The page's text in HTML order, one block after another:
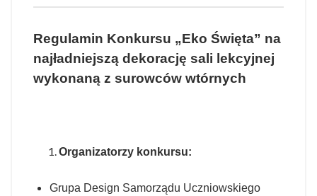
Regulamin Konkursu „Eko Święta” na
najładniejszą dekorację sali lekcyjnej
wykonaną z surowców wtórnych
Organizatorzy konkursu:
Grupa Design Samorządu Uczniowskiego